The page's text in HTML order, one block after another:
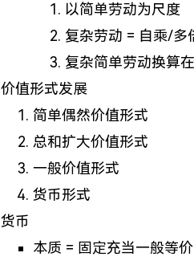
以简单劳动为尺度
复杂劳动 = 自乘/多
复杂简单劳动换算
价值形式发展
简单偶然价值形式
总和扩大价值形式
一般价值形式
货币形式
货币
本质 = 固定充当一般等